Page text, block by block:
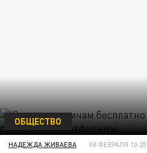
ОБЩЕСТВО
НАДЕЖДА ЖИВАЕВА 08 ФЕВРАЛЯ 10:25